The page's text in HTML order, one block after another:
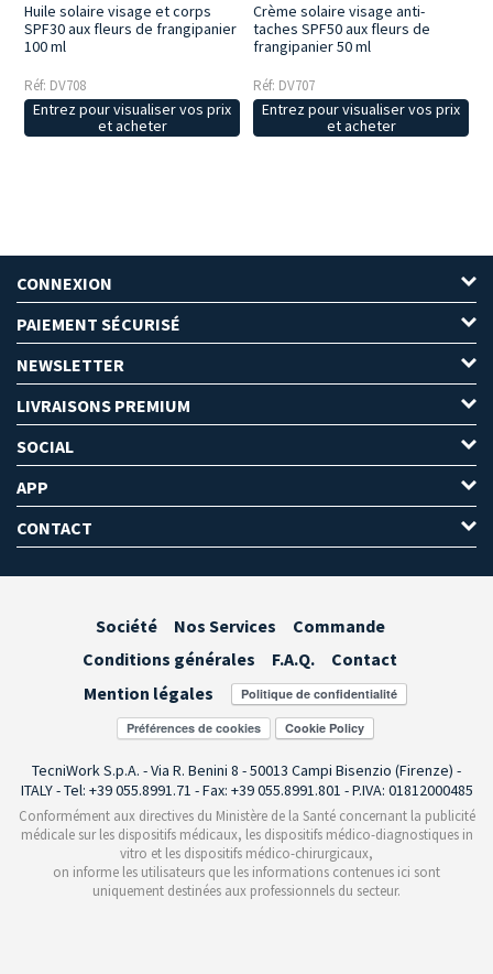
Huile solaire visage et corps
SPF30 aux fleurs de frangipanier
100 ml
Réf: DV708
Entrez pour visualiser vos prix
et acheter
Crème solaire visage anti-
taches SPF50 aux fleurs de
frangipanier 50 ml
Réf: DV707
Entrez pour visualiser vos prix
et acheter
CONNEXION
PAIEMENT SÉCURISÉ
NEWSLETTER
LIVRAISONS PREMIUM
SOCIAL
APP
CONTACT
Société Nos Services
Commande
Conditions générales
F.A.Q.
Contact
Mention légales
Préférences de cookies
TecniWork S.p.A. - Via R. Benini 8 - 50013 Campi Bisenzio (Firenze) -
ITALY - Tel: +39 055.8991.71 - Fax: +39 055.8991.801 - P.IVA: 01812000485
Conformément aux directives du Ministère de la Santé concernant la publicité
médicale sur les dispositifs médicaux, les dispositifs médico-diagnostiques in
vitro et les dispositifs médico-chirurgicaux,
on informe les utilisateurs que les informations contenues ici sont
uniquement destinées aux professionnels du secteur.